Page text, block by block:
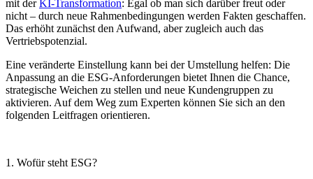
mit derKI-Transformation: Egal ob man sich darüber freut oder
nicht – durch neue Rahmenbedingungen werden Fakten geschaffen.
Das erhöht zunächst den Aufwand, aber zugleich auch das
Vertriebspotenzial.
Eine veränderte Einstellung kann bei der Umstellung helfen: Die
Anpassung an die ESG-Anforderungen bietet Ihnen die Chance,
strategische Weichen zu stellen und neue Kundengruppen zu
aktivieren. Auf dem Weg zum Experten können Sie sich an den
folgenden Leitfragen orientieren.
1. Wofür steht ESG?